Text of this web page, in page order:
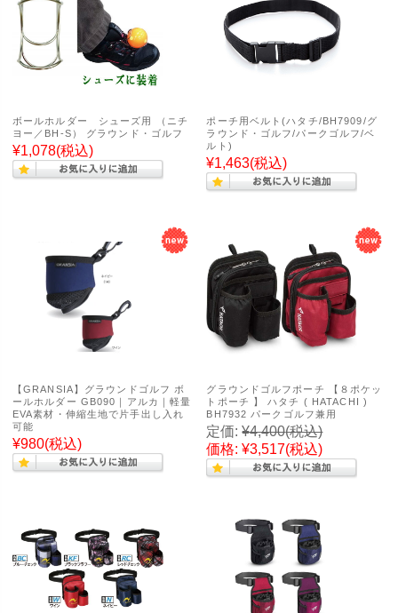
ボールホルダー シューズ用 （ニチ
ヨー／BH-S） グラウンド・ゴルフ
¥1,078(税込)
ポーチ用ベルト(ハタチ/BH7909/グ
ラウンド・ゴルフ/パークゴルフ/ベ
ルト)
¥1,463(税込)
【GRANSIA】グラウンドゴルフ ボ
ールホルダー GB090｜アルカ｜軽量
EVA素材・伸縮生地で片手出し入れ
可能
¥980(税込)
グラウンドゴルフポーチ 【８ポケッ
トポーチ 】 ハタチ ( HATACHI )
BH7932 パークゴルフ兼用
定価: ¥4,400(税込)
価格: ¥3,517(税込)